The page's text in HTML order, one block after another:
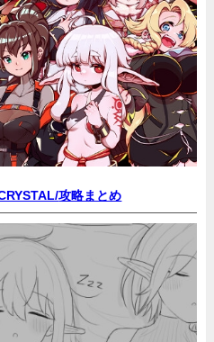
攻略まとめ